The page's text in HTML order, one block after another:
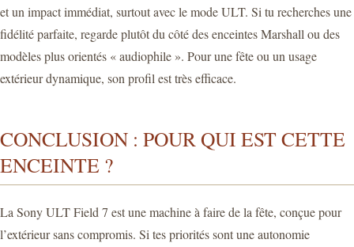
et un impact immédiat, surtout avec le mode ULT. Si tu recherches une
fidélité parfaite, regarde plutôt du côté des enceintes Marshall ou des
modèles plus orientés « audiophile ». Pour une fête ou un usage
extérieur dynamique, son profil est très efficace.
CONCLUSION : POUR QUI EST CETTE
ENCEINTE ?
La Sony ULT Field 7 est une machine à faire de la fête, conçue pour
l’extérieur sans compromis. Si tes priorités sont une autonomie